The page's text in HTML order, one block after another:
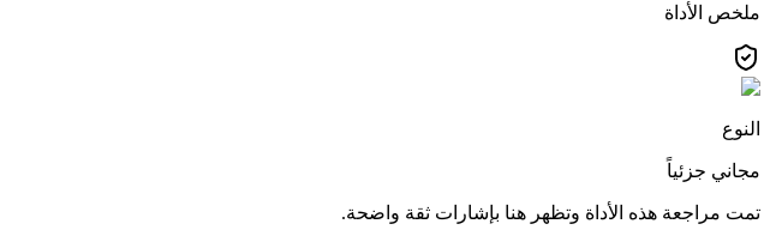
ملخص الأداة
النوع
مجاني جزئياً
تمت مراجعة هذه الأداة وتظهر هنا بإشارات ثقة واضحة.